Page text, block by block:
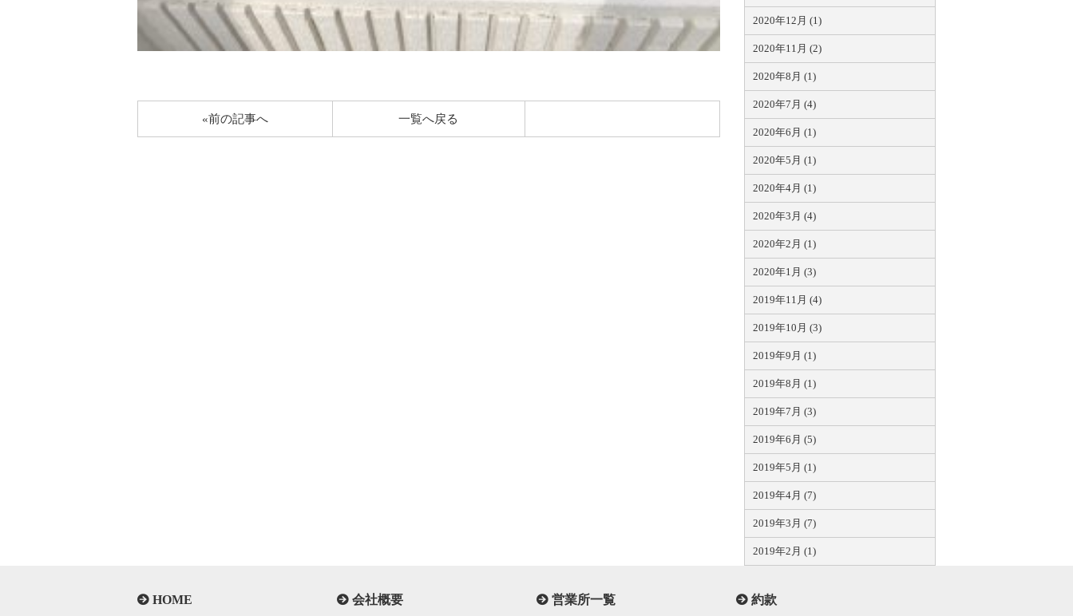
«前の記事へ 一覧へ戻る
2020年12月 (1)
2020年11月 (2)
2020年8月 (1)
2020年7月 (4)
2020年6月 (1)
2020年5月 (1)
2020年4月 (1)
2020年3月 (4)
2020年2月 (1)
2020年1月 (3)
2019年11月 (4)
2019年10月 (3)
2019年9月 (1)
2019年8月 (1)
2019年7月 (3)
2019年6月 (5)
2019年5月 (1)
2019年4月 (7)
2019年3月 (7)
2019年2月 (1)
HOME 会社概要 営業所一覧 約款